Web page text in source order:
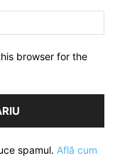
browser for the
spamul. Află cum